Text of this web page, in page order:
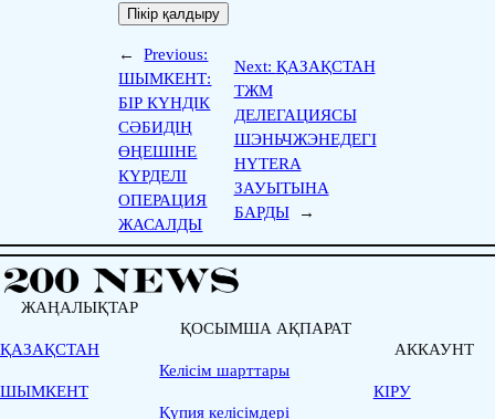
←
Previous:
ШЫМКЕНТ:
БІР КҮНДІК
СӘБИДІҢ
ӨҢЕШІНЕ
КҮРДЕЛІ
ОПЕРАЦИЯ
ЖАСАЛДЫ
Next: ҚАЗАҚСТАН
ТЖМ
ДЕЛЕГАЦИЯСЫ
ШЭНЬЧЖЭНЕДЕГІ
HYTERA
ЗАУЫТЫНА
БАРДЫ
→
ЖАҢАЛЫҚТАР
ҚАЗАҚСТАН
ШЫМКЕНТ
ҚОСЫМША АҚПАРАТ
Келісім шарттары
Қүпия келісімдері
АККАУНТ
КІРУ